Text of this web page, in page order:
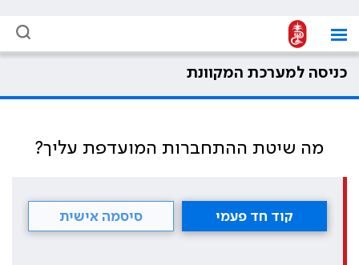
כניסה למערכת המקוונת
מה שיטת ההתחברות המועדפת עליך?
קוד חד פעמי סיסמה אישית